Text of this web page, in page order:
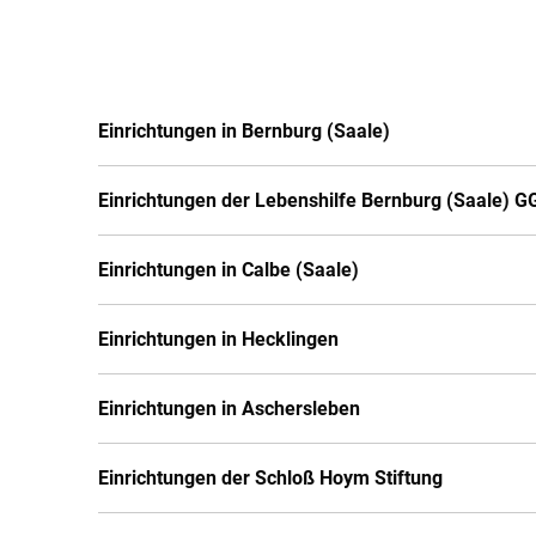
Einrichtungen in Bernburg (Saale)
Einrichtungen der Lebenshilfe Bernburg (Saale)
Einrichtungen in Calbe (Saale)
Einrichtungen in Hecklingen
Einrichtungen in Aschersleben
Einrichtungen der Schloß Hoym Stiftung